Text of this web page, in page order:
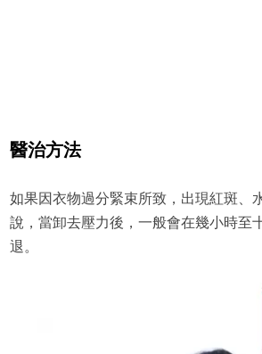
醫治方法
如果因衣物過分緊束所致，出現紅斑、
說，當卸去壓力後，一般會在幾小時至
退。